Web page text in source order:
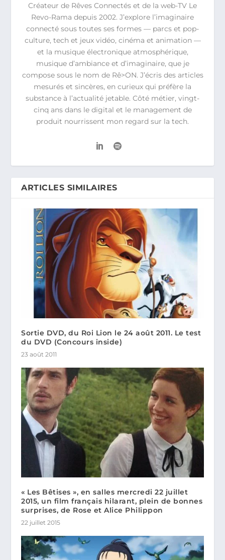
Créateur de Rêves Connectés et de la web-TV Le
Revo-Rama depuis 2002. J’explore l’imaginaire
connecté sous toutes ses formes — parcs et pop-
culture, tech et jeux vidéo, cinéma et animation —
et la musique électronique atmosphérique,
musique d’ambiance et d’imaginaire, que je
compose sous le nom de Rê>ON. J’écris des articles
mesurés et sincères, en curieux qui préfère la
substance à l’actualité jetable. Côté métier, vingt-
cinq ans dans le digital et le management de
produit nourrissent mon regard sur la tech.
ARTICLES SIMILAIRES
Sortie DVD, du Roi Lion le 24 août 2011. Le test
du DVD (Concours inside)
23 août 2011
« Les Bêtises », en salles mercredi 22 juillet
2015, un film français hilarant, plein de bonnes
surprises, de Rose et Alice Philippon
22 juillet 2015